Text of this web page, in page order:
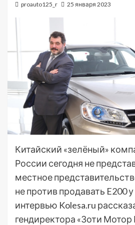
proauto125_r 25 января 2023
Китайский «зелёный»
России сегодня не
местное
не против продавать E200
интервью Kolesa.ru
гендиректора «Зоти Мотор